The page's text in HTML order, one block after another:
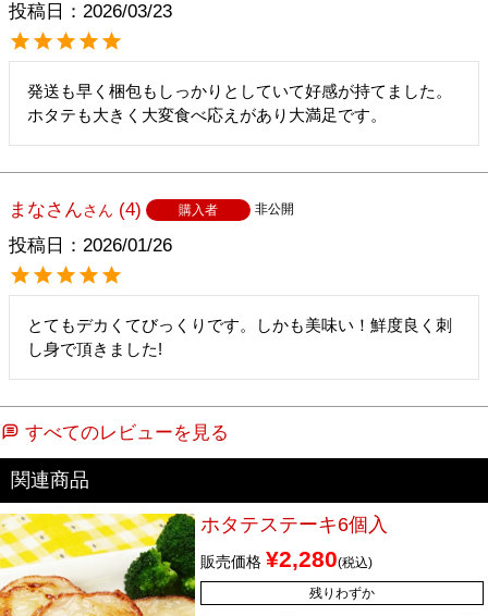
投稿日 2026/03/23
発送も早く梱包もしっかりとしていて好感が持てました。
ホタテも大きく大変食べ応えがあり大満足です。
まなさん 4 購入者 非公開
投稿日 2026/01/26
とてもデカくてびっくりです。しかも美味い！鮮度良く刺
し身で頂きました!
すべてのレビューを見る
ホタテステーキ6個入
販売価格 ¥2,280 税込
残りわずか